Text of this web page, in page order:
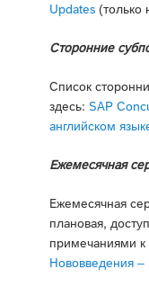
Updates (только
Сторонние
Список
здесь: SAP
английском
Ежемесячная
Ежемесячная
плановая,
примечаниями к
Нововведения